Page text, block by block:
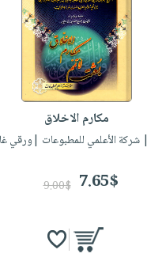
مكارم الاخلاق
| شركة الأعلمي للمطبوعات |ورقي
7.65$
9.00$